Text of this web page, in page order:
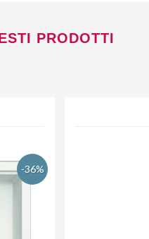
PRODOTTI
-36%